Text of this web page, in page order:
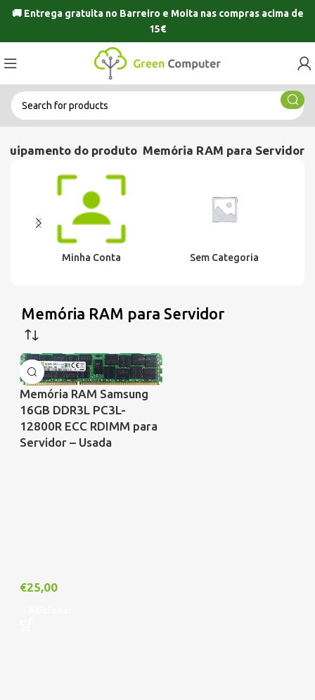
🚚 Entrega gratuita no Barreiro e Moitanas compras acima de
15€
do produto Memória RAM para Servidor
Minha Conta Sem Categoria
Memória RAM para Servidor
Memória RAM Samsung
16GB DDR3L PC3L-
12800R ECC RDIMM para
Servidor – Usada
€25,00